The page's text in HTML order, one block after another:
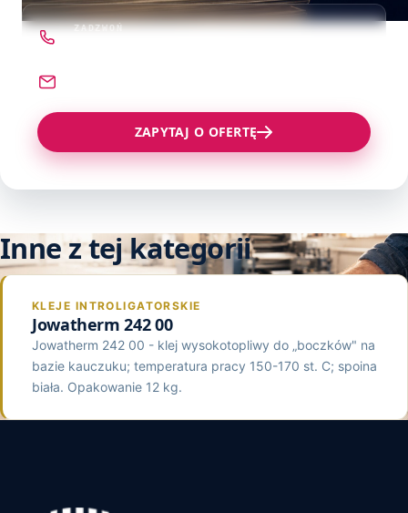
Proszki do Napylania Druku
Kleje Wysokotopliwe
Klej Montażowy
Klej CR
Zszywacze, Zszywki
ZADZWOŃ
ZAPYTAJ O OFERTĘ
Inne z tej kategorii
KLEJE INTROLIGATORSKIE
Jowatherm 242 00
Jowatherm 242 00 - klej wysokotopliwy do „boczków" na
bazie kauczuku; temperatura pracy 150-170 st. C; spoina
biała. Opakowanie 12 kg.